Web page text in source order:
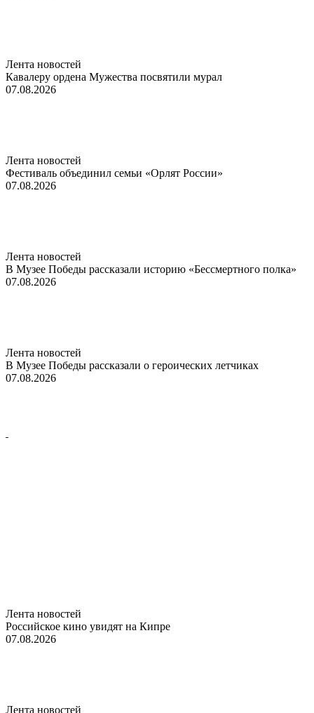
Лента новостей
Кавалеру ордена Мужества посвятили мурал
07.08.2026
Лента новостей
Фестиваль объединил семьи «Орлят России»
07.08.2026
Лента новостей
В Музее Победы рассказали историю «Бессмертного полка»
07.08.2026
Лента новостей
В Музее Победы рассказали о героических летчиках
07.08.2026
Лента новостей
Российское кино увидят на Кипре
07.08.2026
Лента новостей